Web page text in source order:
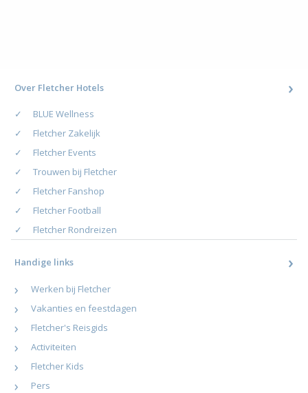
Over Fletcher Hotels
BLUE Wellness
Fletcher Zakelijk
Fletcher Events
Trouwen bij Fletcher
Fletcher Fanshop
Fletcher Football
Fletcher Rondreizen
Handige links
Werken bij Fletcher
Vakanties en feestdagen
Fletcher's Reisgids
Activiteiten
Fletcher Kids
Pers